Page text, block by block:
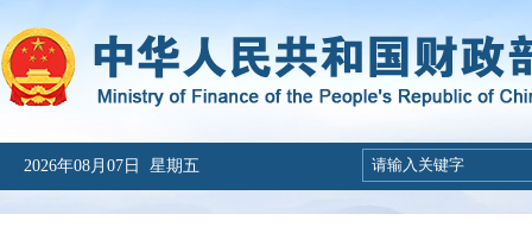
2026年08月07日 星期五